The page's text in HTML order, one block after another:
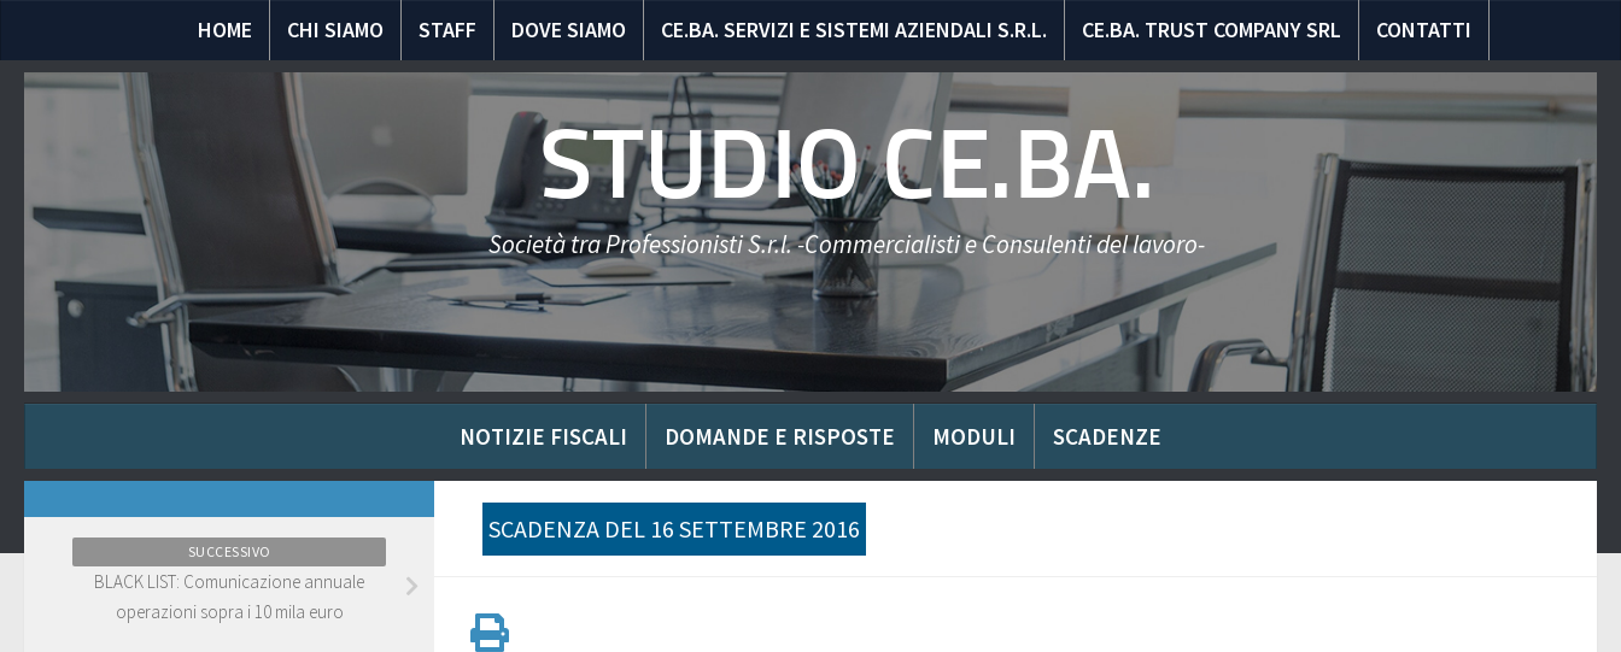
HOME CHI SIAMO STAFF DOVE SIAMO CE.BA. SERVIZI E SISTEMI AZIENDALI S.R.L. CE.BA. TRUST COMPANY SRL CONTATTI
STUDIO CE.BA.
Società tra Professionisti S.r.l. -Commercialisti e Consulenti del lavoro-
NOTIZIE FISCALI DOMANDE E RISPOSTE MODULI SCADENZE
SCADENZA DEL 16 SETTEMBRE 2016
SUCCESSIVO
BLACK LIST: Comunicazione annuale
operazioni sopra i 10 mila euro